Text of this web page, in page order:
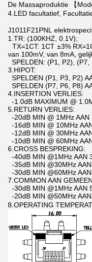
De Massaproduktie 【
4.LED facultatief,
J1011F21PNL
1.TR: (100KHZ, 0.1V);
TX=1CT: 1CT ±3%
van 100mV, van 8mA,
SPELDEN: (P1, P2),
3.HIPOT:
SPELDEN (P1, P3, P2)
SPELDEN (P7, P6, P8)
4.INSERTION VERLIES:
-1.0dB MAXIMUM @
5.RETURN VERLIES:
-20dB MIN @ 1MHz AAN
-16dB MIN @ 10MHz
-12dB MIN @ 30MHz
-10dB MIN @ 60MHz
6.CROSS BESPREKING:
-40dB MIN @1MHz AAN
-35dB MIN @30MHz
-30dB MIN @60MHz
7.COMMON AAN
-30dB MIN @1MHz AAN
-20dB MIN @50MHz
8.OPERATING